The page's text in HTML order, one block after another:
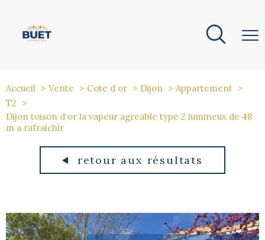
Accueil Vente Cote d or Dijon
Appartement
T2
Dijon toison d or la vapeur agreable type 2 lumineux de 48
m a rafraichir
retour aux résultats